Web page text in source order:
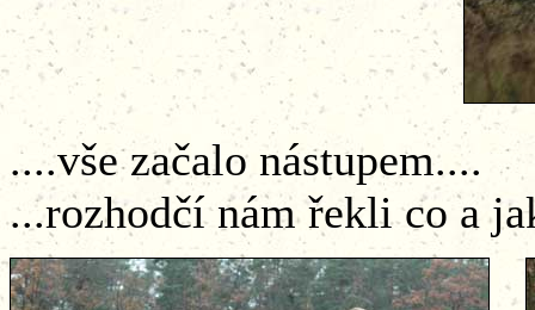
....vše
...rozhodčí nám řekli co a